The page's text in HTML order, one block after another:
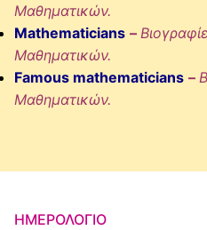
Μαθηματικών.
Mathematicians –
Μαθηματικών.
Famous mathematicians –
Μαθηματικών.
ΗΜΕΡΟΛΌΓΙΟ